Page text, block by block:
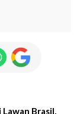
Lawan Brasil,